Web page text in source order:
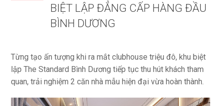
BIỆT LẬP ĐẲNG CẤP HÀNG ĐẦU
BÌNH DƯƠNG
Từng tạo ấn tượng khi ra mắt clubhouse triệu đô, khu biệt
lập The Standard Bình Dương tiếp tục thu hút khách tham
quan, trải nghiệm 2 căn nhà mẫu hiện đại vừa hoàn thành.